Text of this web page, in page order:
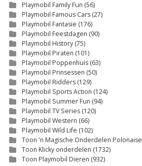
Playmobil Family Fun (56)
Playmobil Famous Cars (27)
Playmobil Fantasie (176)
Playmobil Feestdagen (90)
Playmobil History (75)
Playmobil Piraten (101)
Playmobil Poppenhuis (63)
Playmobil Prinsessen (50)
Playmobil Ridders (129)
Playmobil Sports Action (124)
Playmobil Summer Fun (94)
Playmobil TV Series (120)
Playmobil Western (66)
Playmobil Wild Life (102)
Toon 'n Magische Onderdelen Polonaise
Toon Klicky onderdelen (1732)
Toon Playmobil Dieren (932)